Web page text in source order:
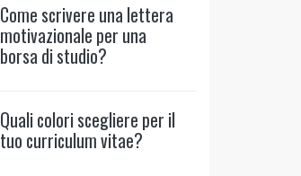
Come scrivere una lettera
motivazionale per una
borsa di studio?
Quali colori scegliere per il
tuo curriculum vitae?